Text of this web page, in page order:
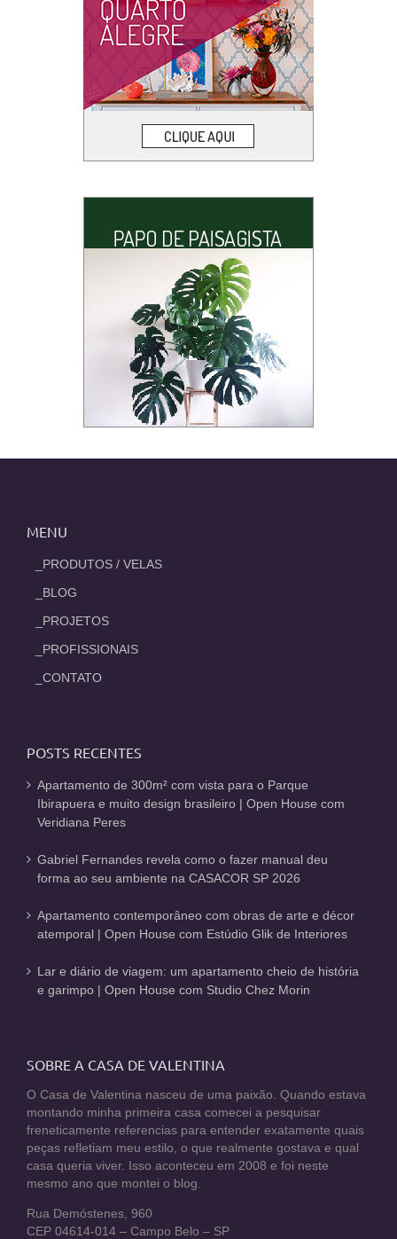
MENU
_PRODUTOS / VELAS
_BLOG
_PROJETOS
_PROFISSIONAIS
_CONTATO
POSTS RECENTES
Apartamento de 300m² com vista para o Parque
Ibirapuera e muito design brasileiro | Open House com
Veridiana Peres
Gabriel Fernandes revela como o fazer manual deu
forma ao seu ambiente na CASACOR SP 2026
Apartamento contemporâneo com obras de arte e décor
atemporal | Open House com Estúdio Glik de Interiores
Lar e diário de viagem: um apartamento cheio de história
e garimpo | Open House com Studio Chez Morin
SOBRE A CASA DE VALENTINA
O Casa de Valentina nasceu de uma paixão. Quando estava
montando minha primeira casa comecei a pesquisar
freneticamente referencias para entender exatamente quais
peças refletiam meu estilo, o que realmente gostava e qual
casa queria viver. Isso aconteceu em 2008 e foi neste
mesmo ano que montei o blog.
Rua Demóstenes, 960
CEP 04614-014 – Campo Belo – SP